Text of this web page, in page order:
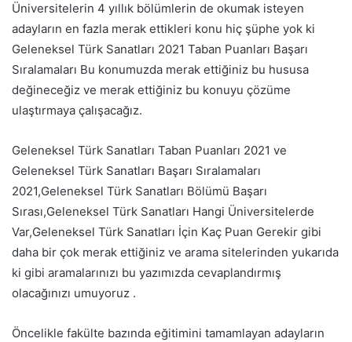
Üniversitelerin 4 yıllık bölümlerin de okumak isteyen
adayların en fazla merak ettikleri konu hiç şüphe yok ki
Geleneksel Türk Sanatları 2021 Taban Puanları Başarı
Sıralamaları Bu konumuzda merak ettiğiniz bu hususa
değineceğiz ve merak ettiğiniz bu konuyu çözüme
ulaştırmaya çalışacağız.
Geleneksel Türk Sanatları Taban Puanları 2021 ve
Geleneksel Türk Sanatları Başarı Sıralamaları
2021,Geleneksel Türk Sanatları Bölümü Başarı
Sırası,Geleneksel Türk Sanatları Hangi Üniversitelerde
Var,Geleneksel Türk Sanatları İçin Kaç Puan Gerekir gibi
daha bir çok merak ettiğiniz ve arama sitelerinden yukarıda
ki gibi aramalarınızı bu yazımızda cevaplandırmış
olacağınızı umuyoruz .
Öncelikle fakülte bazında eğitimini tamamlayan adayların